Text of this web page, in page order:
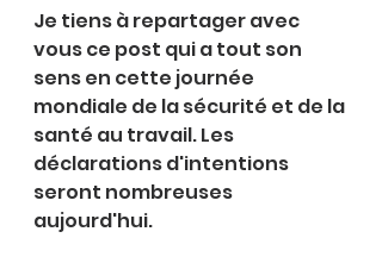
Je tiens à repartager avec
vous ce post qui a tout son
sens en cette journée
mondiale de la sécurité et de la
santé au travail. Les
déclarations d'intentions
seront nombreuses
aujourd'hui.